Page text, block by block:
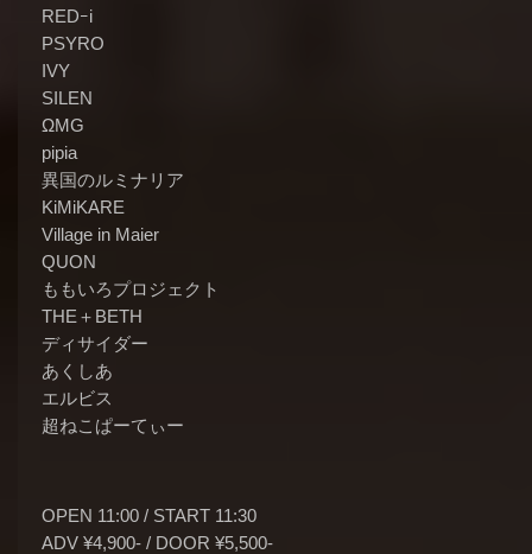
REDｰi
PSYRO
IVY
SILEN
ΩMG
pipia
異国のルミナリア
KiMiKARE
Village in Maier
QUON
ももいろプロジェクト
THE＋BETH
ディサイダー
あくしあ
エルビス
超ねこぱーてぃー
OPEN 11:00 / START 11:30
ADV ¥4,900- / DOOR ¥5,500-